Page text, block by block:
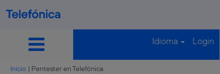
Idioma Login
Inicio | Pentester en Telefónica(página